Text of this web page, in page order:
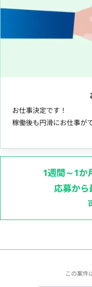
お仕事決定です！
稼働後も円滑にお仕事が
1週間～1か
応募から
この案件